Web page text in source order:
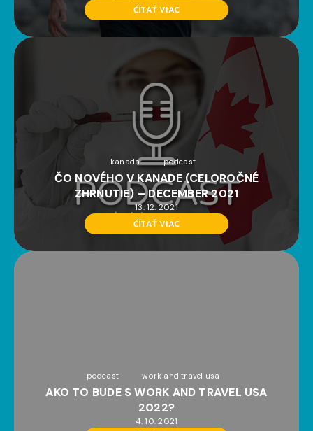
ČÍTAŤ VIAC
kanada podcast
ČO NOVÉHO V KANADE (CELOROČNÉ
ZHRNUTIE) – DECEMBER 2021
13. 12. 2021
ČÍTAŤ VIAC
podcast work and travel usa
AKO TO BUDE S WORK AND TRAVEL USA
2022?
4. 10. 2021